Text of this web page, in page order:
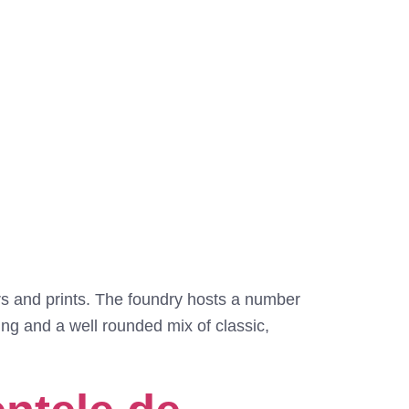
and prints. The foundry hosts a number
and a well rounded mix of classic,